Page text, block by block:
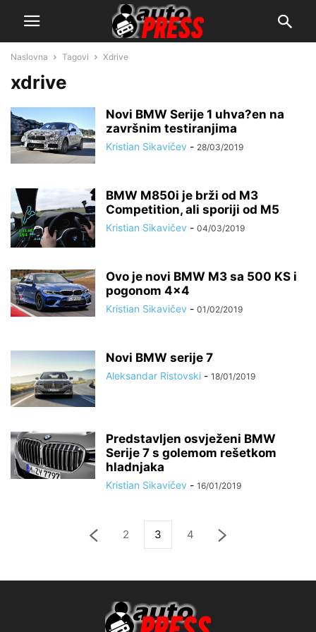
Naslovna Tagovi Xdrive
xdrive
Novi BMW Serije 1 uhva?en na
završnim testiranjima
Kristian Sikavičev - 28/03/2019
BMW M850i je brži od M3
Competition, ali sporiji od M5
Kristian Sikavičev - 04/03/2019
Ovo je novi BMW M3 sa 500 KS i
pogonom 4×4
Kristian Sikavičev - 01/02/2019
Novi BMW serije 7
Aleksandar Ristovski - 18/01/2019
Predstavljen osvježeni BMW
Serije 7 s golemom rešetkom
hladnjaka
Kristian Sikavičev - 16/01/2019
2 3 4